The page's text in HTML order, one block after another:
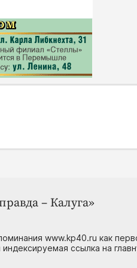
– Калуга»
www.kp40.ru как
ссылка на